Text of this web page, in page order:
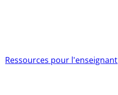
Ressources pour l'enseignant